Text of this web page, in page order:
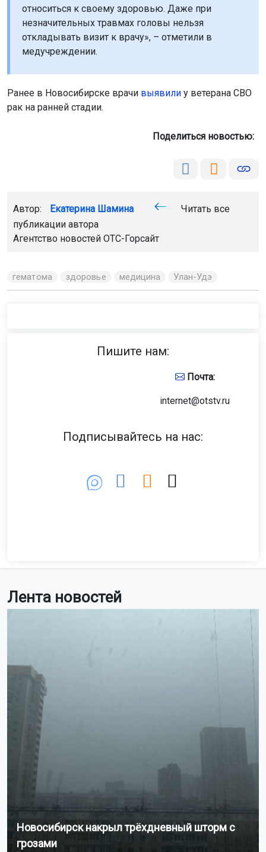
Лента новостей
Новосибирск накрыл трёхдневный шторм с
грозами
относиться к своему здоровью. Даже при
незначительных травмах головы нельзя
откладывать визит к врачу», – отметили в
медучреждении.
Ранее в Новосибирске врачи выявили у ветерана СВО
рак на ранней стадии.
Поделиться новостью:
Автор: Екатерина Шамина
Читать все
публикации автора
Агентство новостей ОТС-Горсайт
гематома здоровье медицина Улан-Удэ
Пишите нам:
Почта:
internet@otstv.ru
Подписывайтесь на нас: